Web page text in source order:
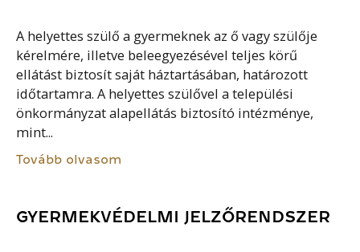
A helyettes szülő a gyermeknek az ő vagy szülője
kérelmére, illetve beleegyezésével teljes körű
ellátást biztosít saját háztartásában, határozott
időtartamra. A helyettes szülővel a települési
önkormányzat alapellátás biztosító intézménye,
mint...
Tovább olvasom
GYERMEKVÉDELMI JELZŐRENDSZER